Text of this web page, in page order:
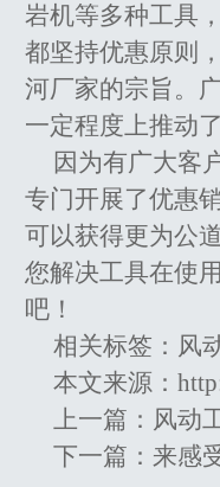
岩机等多种工具
都坚持优惠原则
河厂家的宗旨。
一定程度上推动
因为有广大客
专门开展了优惠
可以获得更为公
您解决工具在使
吧！
相关标签： 风
本文来源：
上一篇： 风动
下一篇： 来感